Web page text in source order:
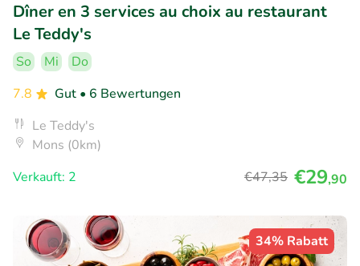
Dîner en 3 services au choix au restaurant
Le Teddy's
So Mi
Do
7.8
Gut • 6 Bewertungen
Le Teddy's
Mons (0km)
Verkauft: 2
€47,35 €29,90
34% Rabatt